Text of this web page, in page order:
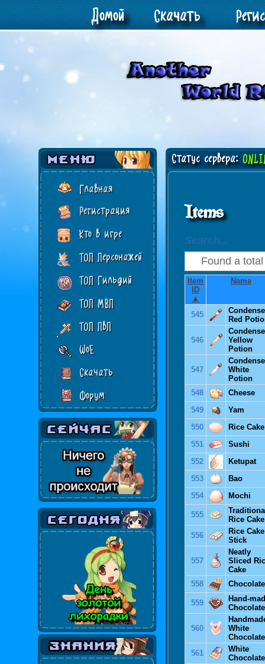
Домой Скачать
Главная
Регистрация
Кто в игре
ТОП Персонажей
ТОП Гильдий
ТОП МВП
ТОП ПвП
WoE
Скачать
Форум
Статус сервера:
Items
Search...
Found a
Item
ID
▲
Name
545
Red
546
Yellow
Potion
547
White
Potion
548
Cheese
549
Yam
550
Rice Cake
551
Sushi
552
Ketupat
553
Bao
554
Mochi
555
Rice Cake
556
Rice Cake
Stick
557
Neatly
Sliced
Cake
558
Chocolate
559
Hand-
Chocolate
560
White
Chocolate
561
White
Chocolate